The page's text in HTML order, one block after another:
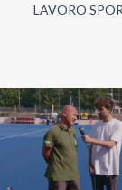
LAVORO